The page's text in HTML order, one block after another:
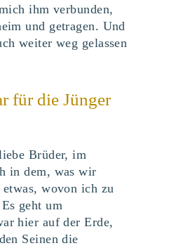
ihm verbunden,
und getragen. Und
weiter weg gelassen
für die Jünger
Brüder, im
in dem, was wir
wovon ich zu
geht um
hier auf der Erde,
Seinen die